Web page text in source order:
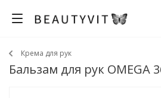
Крема для рук
Бальзам для рук OMEGA